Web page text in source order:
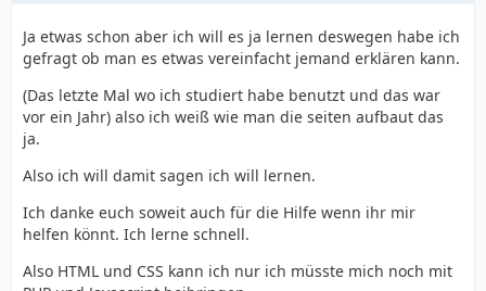
Ja etwas schon aber ich will es ja lernen deswegen habe ich
gefragt ob man es etwas vereinfacht jemand erklären kann.
(Das letzte Mal wo ich studiert habe benutzt und das war
vor ein Jahr) also ich weiß wie man die seiten aufbaut das
ja.
Also ich will damit sagen ich will lernen.
Ich danke euch soweit auch für die Hilfe wenn ihr mir
helfen könnt. Ich lerne schnell.
Also HTML und CSS kann ich nur ich müsste mich noch mit